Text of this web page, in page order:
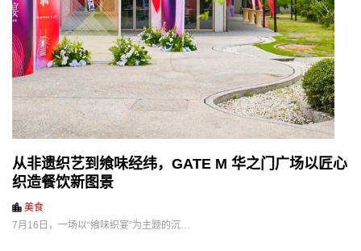
从非遗织艺到飨味经纬，GATE M 华之门广场以匠心
织造餐饮新图景
美食
7月16日，一场以“飨味织宴”为主题的沉…